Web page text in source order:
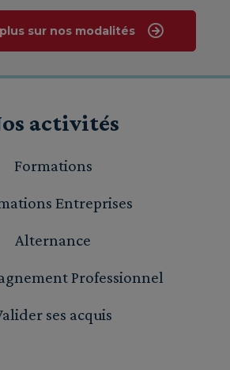
sur nos modalités
activités
Formations
Entreprises
Alternance
Professionnel
ses acquis